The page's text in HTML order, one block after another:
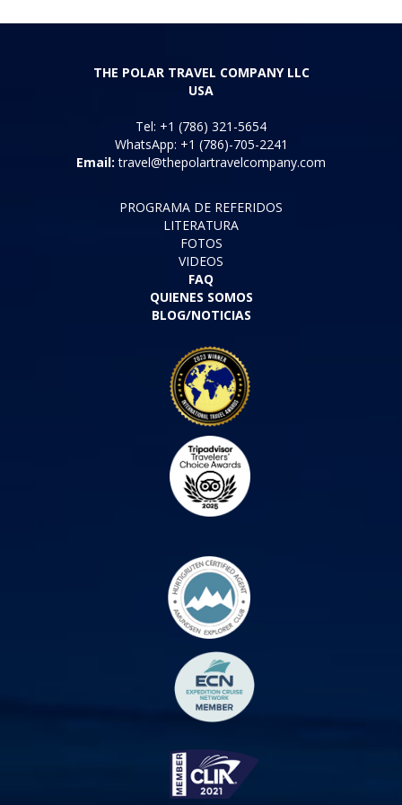
THE POLAR TRAVEL COMPANY LLC
USA
Tel: +1 (786) 321-5654
WhatsApp: +1 (786)-705-2241
Email: travel@thepolartravelcompany.com
PROGRAMA DE REFERIDOS
LITERATURA
FOTOS
VIDEOS
FAQ
QUIENES SOMOS
BLOG/NOTICIAS